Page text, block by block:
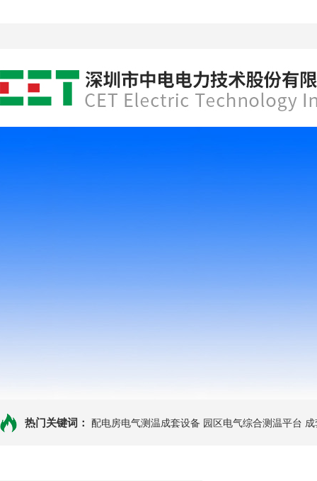
热门关键词： 配电房电气测温成套设备 园区电气综合测温平台